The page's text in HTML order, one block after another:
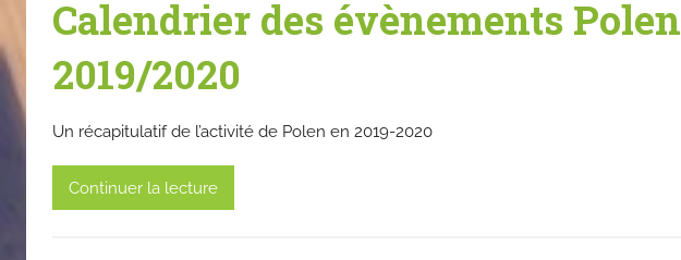
Calendrier des évènements Polen
2019/2020
Un récapitulatif de l’activité de Polen en 2019-2020
Continuer la lecture